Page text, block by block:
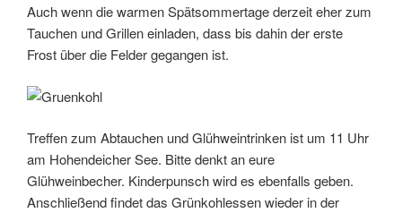
Auch wenn die warmen Spätsommertage derzeit eher zum
Tauchen und Grillen einladen, dass bis dahin der erste
Frost über die Felder gegangen ist.
Treffen zum Abtauchen und Glühweintrinken ist um 11 Uhr
am Hohendeicher See. Bitte denkt an eure
Glühweinbecher. Kinderpunsch wird es ebenfalls geben.
Anschließend findet das Grünkohlessen wieder in der